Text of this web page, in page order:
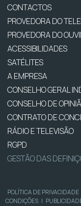
CONTACTOS
PROVEDORA DO
PROVEDORA DO
ACESSIBILIDADES
SATÉLITES
A EMPRESA
CONSELHO GERAL
CONSELHO DE
CONTRATO DE
RÁDIO E TELEVISÃO
RGPD
GESTÃO DAS
POLÍTICA DE PRIVACIDADE
CONDIÇÕES |